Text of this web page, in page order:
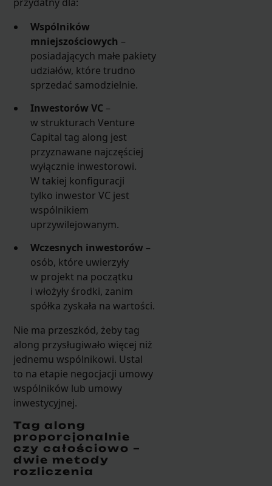
Wspólników
mniejszościowych –
posiadających małe pakiety
udziałów, które trudno
sprzedać samodzielnie.
Inwestorów VC –
w strukturach Venture
Capital tag along jest
przyznawane najczęściej
wyłącznie inwestorowi.
W takiej konfiguracji
tylko inwestor VC jest
wspólnikiem
uprzywilejowanym.
Wczesnych inwestorów –
osób, które uwierzyły
w projekt na początku
i włożyły środki, zanim
spółka zyskała na wartości.
Nie ma przeszkód, żeby tag
along przysługiwało więcej niż
jednemu wspólnikowi. Ustal
to na etapie negocjacji umowy
wspólników lub umowy
inwestycyjnej.
Tag along
proporcjonalnie
czy całościowo –
dwie metody
rozliczenia